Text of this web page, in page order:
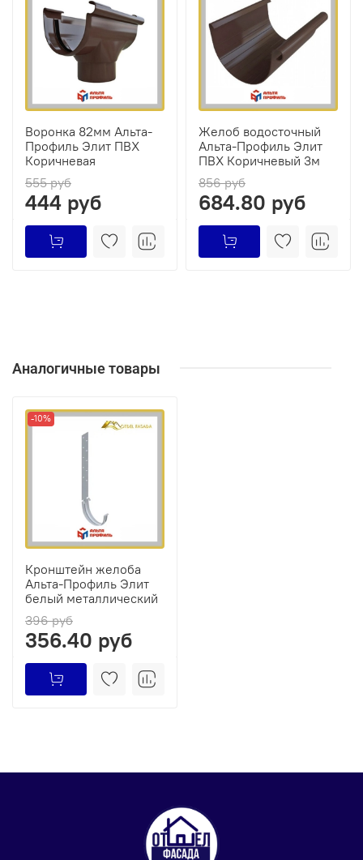
Воронка 82мм Альта-
Профиль Элит ПВХ
Коричневая
555 руб
444 руб
Желоб водосточный
Альта-Профиль Элит
ПВХ Коричневый 3м
856 руб
684.80 руб
Аналогичные товары
-10%
Кронштейн желоба
Альта-Профиль Элит
белый металлический
396 руб
356.40 руб